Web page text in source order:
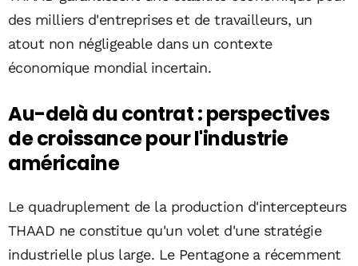
des milliers d'entreprises et de travailleurs, un
atout non négligeable dans un contexte
économique mondial incertain.
Au-delà du contrat : perspectives
de croissance pour l'industrie
américaine
Le quadruplement de la production d'intercepteurs
THAAD ne constitue qu'un volet d'une stratégie
industrielle plus large. Le Pentagone a récemment